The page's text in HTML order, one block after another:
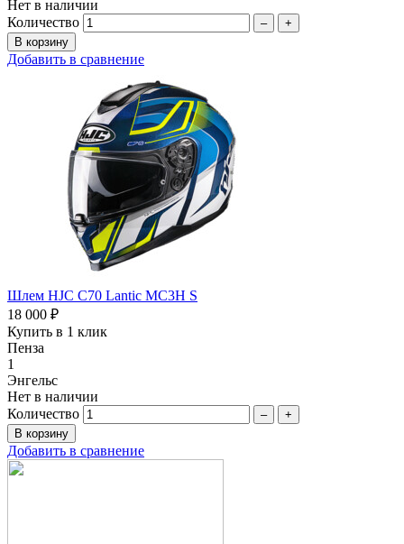
Нет в наличии
Количество
– +
Добавить в сравнение
Шлем HJC C70 Lantic MC3H S
18 000 ₽
Купить в 1 клик
Пенза
1
Энгельс
Нет в наличии
Количество
– +
Добавить в сравнение